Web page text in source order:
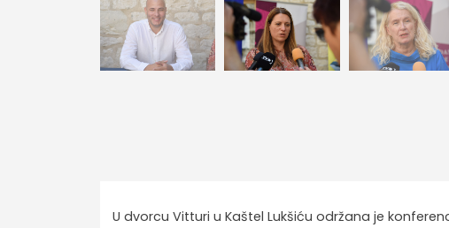
U dvorcu Vitturi u Kaštel Lukšiću održana je